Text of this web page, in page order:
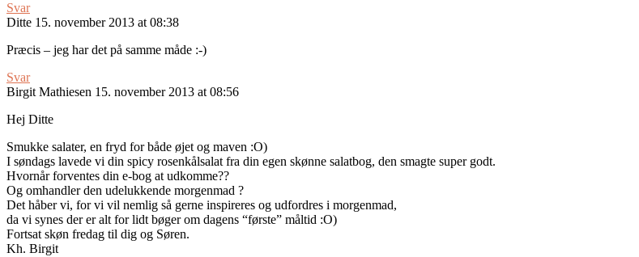
Svar
Ditte 15. november 2013 at 08:38
Præcis – jeg har det på samme måde :-)
Svar
Birgit Mathiesen 15. november 2013 at 08:56
Hej Ditte
Smukke salater, en fryd for både øjet og maven :O)
I søndags lavede vi din spicy rosenkålsalat fra din egen skønne salatbog, den smagte super godt.
Hvornår forventes din e-bog at udkomme??
Og omhandler den udelukkende morgenmad ?
Det håber vi, for vi vil nemlig så gerne inspireres og udfordres i morgenmad,
da vi synes der er alt for lidt bøger om dagens “første” måltid :O)
Fortsat skøn fredag til dig og Søren.
Kh. Birgit